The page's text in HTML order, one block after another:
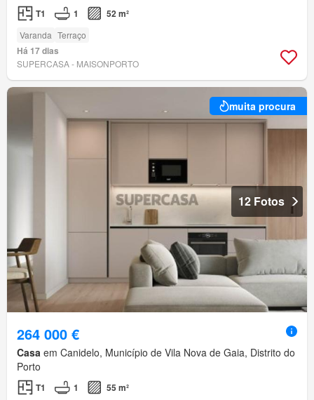
T1 1 52 m²
Varanda Terraço
Há 17 dias
SUPERCASA - MAISONPORTO
muita procura
12 Fotos
264 000 €
Casa em Canidelo, Município de Vila Nova de Gaia, Distrito do
Porto
T1 1 55 m²